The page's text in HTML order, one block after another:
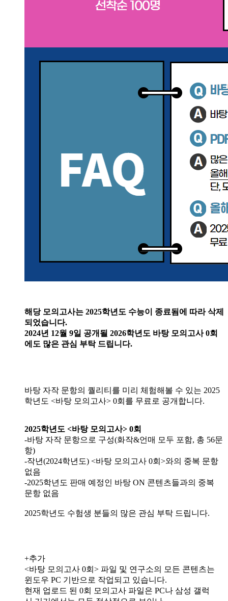
해당 모의고사는 2025학년도 수능이 종료됨에 따라 삭제
되었습니다.
2024년 12월 9일 공개될 2026학년도 바탕 모의고사 0회
에도 많은 관심 부탁 드립니다.
바탕 자작 문항의 퀄리티를 미리 체험해볼 수 있는 2025
학년도 <바탕 모의고사> 0회를 무료로 공개합니다.
2025학년도 <바탕 모의고사> 0회
-바탕 자작 문항으로 구성(화작&언매 모두 포함, 총 56문
항)
-작년(2024학년도) <바탕 모의고사 0회>와의 중복 문항
없음
-2025학년도 판매 예정인 바탕 ON 콘텐츠들과의 중복
문항 없음
2025학년도 수험생 분들의 많은 관심 부탁 드립니다.
+추가
<바탕 모의고사 0회> 파일 및 연구소의 모든 콘텐츠는
윈도우 PC 기반으로 작업되고 있습니다.
현재 업로드 된 0회 모의고사 파일은 PC나 삼성 갤럭